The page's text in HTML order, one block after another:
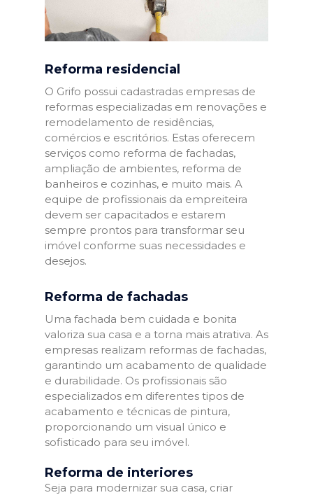
Reforma residencial
O Grifo possui cadastradas empresas de
reformas especializadas em renovações e
remodelamento de residências,
comércios e escritórios. Estas oferecem
serviços como reforma de fachadas,
ampliação de ambientes, reforma de
banheiros e cozinhas, e muito mais. A
equipe de profissionais da empreiteira
devem ser capacitados e estarem
sempre prontos para transformar seu
imóvel conforme suas necessidades e
desejos.
Reforma de fachadas
Uma fachada bem cuidada e bonita
valoriza sua casa e a torna mais atrativa. As
empresas realizam reformas de fachadas,
garantindo um acabamento de qualidade
e durabilidade. Os profissionais são
especializados em diferentes tipos de
acabamento e técnicas de pintura,
proporcionando um visual único e
sofisticado para seu imóvel.
Reforma de interiores
Seja para modernizar sua casa, criar